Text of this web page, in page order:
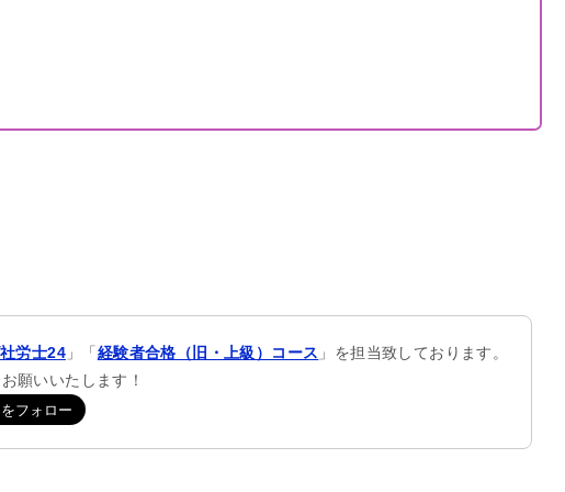
労士24 」「経験者合格（旧・上級）コース 」を担当致しております。
願いいたします！